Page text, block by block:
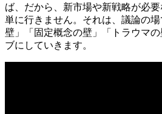
ば、だから、新市場や新戦略が必
単に行きません。それは、議論の
壁」「固定概念の壁」「トラウマ
ブにしていきます。